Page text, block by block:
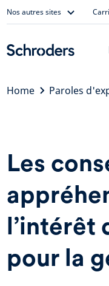
Nos autres sites
Home Paroles
Les
l’intérêt
pour la